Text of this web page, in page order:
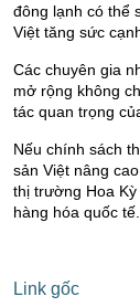
đông lạnh có thể
Việt tăng sức
Các chuyên gia
mở rộng không
tác quan trọng
Nếu chính sách
sản Việt nâng
thị trường Hoa
hàng hóa quốc tế.
Link gốc